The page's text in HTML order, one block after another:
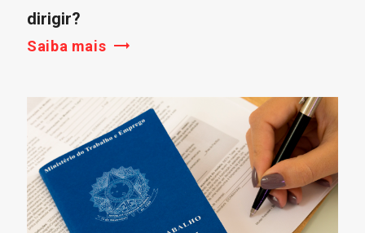
dirigir?
Saiba mais